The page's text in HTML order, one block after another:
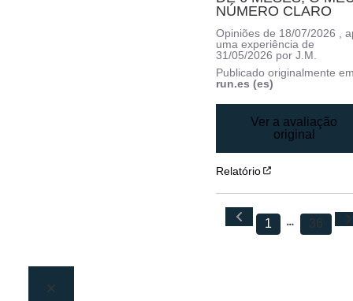
NÚMERO CLARO
Opiniões de 18/07/2026 ,
uma experiência de
31/05/2026 porJ.M.
Publicado originalmente
run.es (es)
Ver a avaliação
original
Relatório
1 36